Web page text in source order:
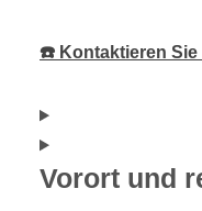
☎️ Kontaktieren Sie
Vorort und